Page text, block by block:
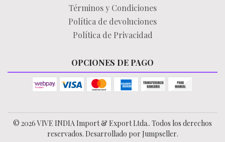
Términos y Condiciones
Política de devoluciones
Política de Privacidad
OPCIONES DE PAGO
© 2026 VIVE INDIA Import & Export Ltda.. Todos los derechos
reservados. Desarrollado por Jumpseller.